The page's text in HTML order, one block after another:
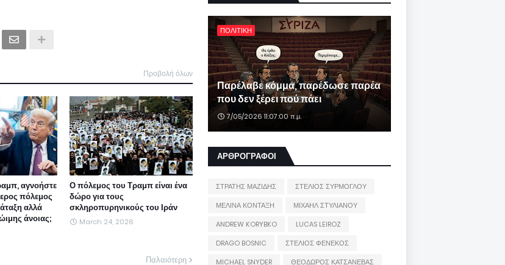
Προβολή όλων
αγνοήστε
πόλεμος
αλλά
άνοιας;
Ο πόλεμος του Τραμπ είναι ένα
δώρο για τους
σκληροπυρηνικούς του Ιράν
March 24, 2026
Παλαιότερη
ΠΟΛΙΤΙΚΗ
Παρέλαβε κόμμα, παρέδωσε παρέα
που δεν ξέρει πού πάει
7/05/2026 11:07:00 π.μ.
ΑΡΘΡΟΓΡΑΦΟΙ
ΣΤΡΑΤΗΣ ΜΑΖΙΔΗΣ
ΣΤΕΛΙΟΣ ΣΥΡΜΟΓΛΟΥ
ΜΕΛΙΝΑ ΚΟΝΤΑΞΗ
ΜΙΧΑΗΛ ΣΤΥΛΙΑΝΟΥ
ANDREW KORYBKO
LUCAS LEIROZ
DRAGO BOSNIC
ΣΤΕΛΙΟΣ ΦΕΝΕΚΟΣ
MICHAEL SNYDER
ΘΕΟΔΩΡΟΣ ΚΑΤΣΑΝΕΒΑΣ